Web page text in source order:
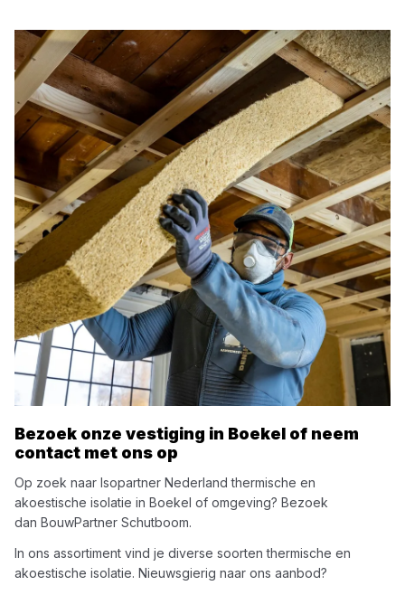
Bezoek onze vestiging in Boekel of neem
contact met ons op
Op zoek naar Isopartner Nederland thermische en
akoestische isolatie in Boekel of omgeving? Bezoek
dan BouwPartner Schutboom.
In ons assortiment vind je diverse soortenthermische en
akoestische isolatie. Nieuwsgierig naar ons aanbod?